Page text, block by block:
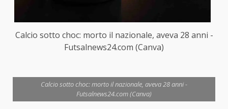
Calcio sotto choc: morto il nazionale, aveva 28 anni -
Futsalnews24.com (Canva)
Calcio sotto choc: morto il nazionale, aveva 28 anni -
Futsalnews24.com (Canva)